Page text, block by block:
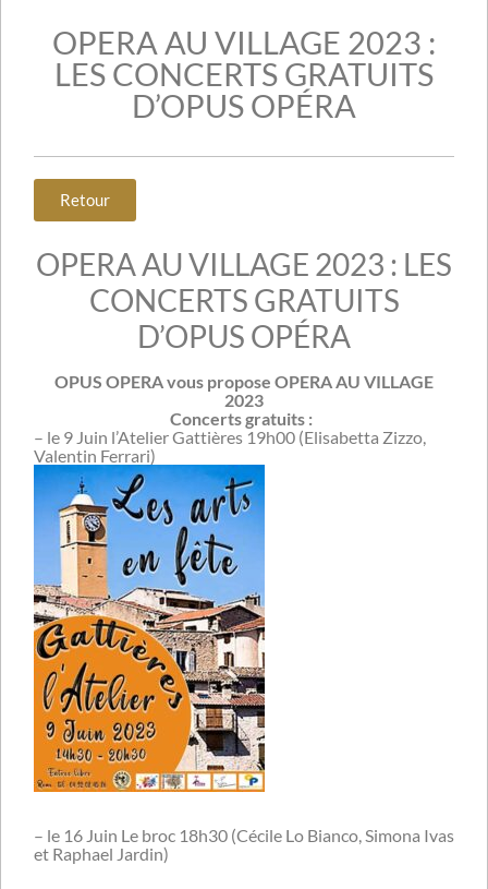
OPERA AU VILLAGE 2023 :
LES CONCERTS GRATUITS
D’OPUS OPÉRA
Retour
OPERA AU VILLAGE 2023 : LES
CONCERTS GRATUITS
D’OPUS OPÉRA
OPUS OPERA vous propose OPERA AU VILLAGE
2023
Concerts gratuits :
– le 9 Juin l’Atelier Gattières 19h00 (Elisabetta Zizzo,
Valentin Ferrari)
– le 16 Juin Le broc 18h30 (Cécile Lo Bianco, Simona Ivas
et Raphael Jardin)